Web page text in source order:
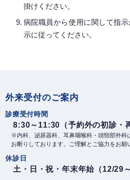
掛けください。
病院職員から使用に関して指
示に従ってください。
外来受付のご案内
診療受付時間
8:30～11:30（予約外の初診・
※内科、泌尿器科、耳鼻咽喉科・頭頸部外科
お断りしております。ご理解とご協力をお願
休診日
土・日・祝・年末年始（12/29